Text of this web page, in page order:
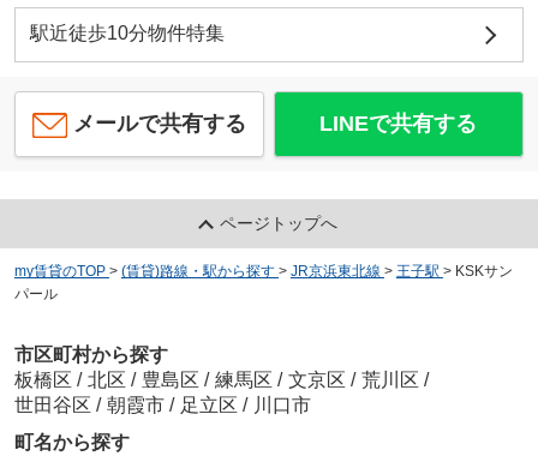
駅近徒歩10分物件特集
メールで共有する LINEで共有する
ページトップへ
my賃貸のTOP > (賃貸)路線・駅から探す > JR京浜東北線 > 王子駅 > KSKサン
パール
市区町村から探す
板橋区 / 北区 / 豊島区 / 練馬区 / 文京区 / 荒川区 /
世田谷区 / 朝霞市 / 足立区 / 川口市
町名から探す